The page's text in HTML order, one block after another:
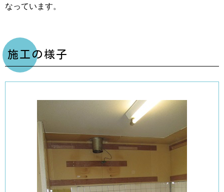
なっています。
施工の様子